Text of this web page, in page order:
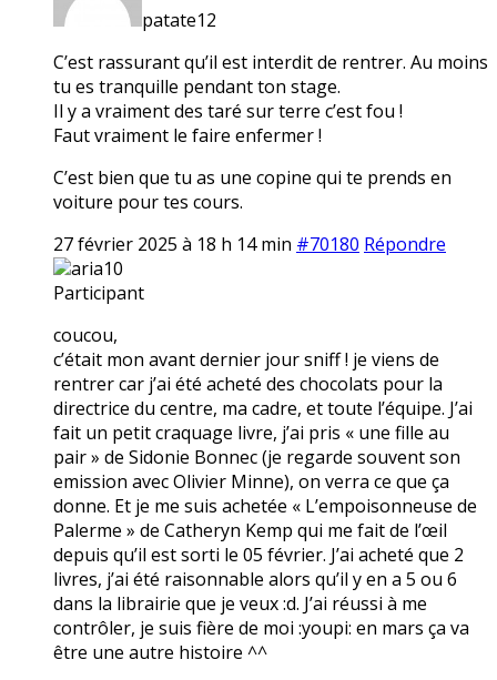
patate12
C’est rassurant qu’il est interdit de rentrer. Au moins
tu es tranquille pendant ton stage.
Il y a vraiment des taré sur terre c’est fou !
Faut vraiment le faire enfermer !
C’est bien que tu as une copine qui te prends en
voiture pour tes cours.
27 février 2025 à 18 h 14 min #70180 Répondre
aria10
Participant
coucou,
c’était mon avant dernier jour sniff ! je viens de
rentrer car j’ai été acheté des chocolats pour la
directrice du centre, ma cadre, et toute l’équipe. J’ai
fait un petit craquage livre, j’ai pris « une fille au
pair » de Sidonie Bonnec (je regarde souvent son
emission avec Olivier Minne), on verra ce que ça
donne. Et je me suis achetée « L’empoisonneuse de
Palerme » de Catheryn Kemp qui me fait de l’œil
depuis qu’il est sorti le 05 février. J’ai acheté que 2
livres, j’ai été raisonnable alors qu’il y en a 5 ou 6
dans la librairie que je veux :d. J’ai réussi à me
contrôler, je suis fière de moi :youpi: en mars ça va
être une autre histoire ^^